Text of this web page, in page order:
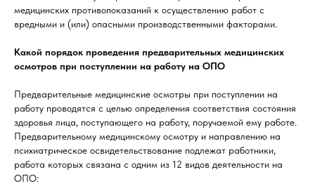
медицинских противопоказаний к осуществлению работ с
вредными и (или) опасными производственными факторами.
Какой порядок проведения предварительных медицинских
осмотров при поступлении на работу на ОПО
Предварительные медицинские осмотры при поступлении на
работу проводятся с целью определения соответствия состояния
здоровья лица, поступающего на работу, поручаемой ему работе.
Предварительному медицинскому осмотру и направлению на
психиатрическое освидетельствование подлежат работники,
работа которых связана с одним из 12 видов деятельности на
ОПО: